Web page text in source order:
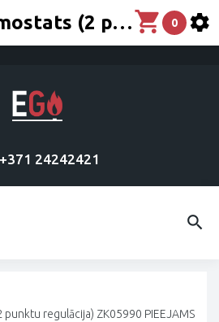
+371 24242421
0
regulācija) ZK05990 PIEEJAMS
ViCare termostats (2 punktu regulācija) ZK05990 PIEEJAMS